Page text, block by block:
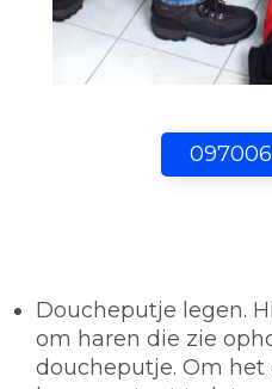
Doucheputje legen.
om haren die zie
doucheputje. Om